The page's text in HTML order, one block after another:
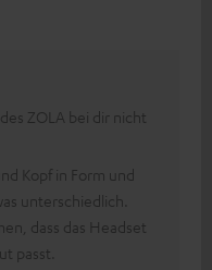
ZOLA bei dir nicht
Kopf in Form und
unterschiedlich.
dass das Headset
passt.